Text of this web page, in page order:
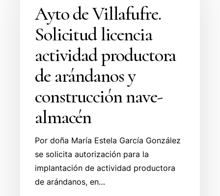
Solicitud
licencia
productora
construcción
almacén
Ayto de Villafufre.
Solicitud licencia
actividad productora
de arándanos y
construcción nave-
almacén
Por doña María Estela García González
se solicita autorización para la
implantación de actividad productora
de arándanos, en…